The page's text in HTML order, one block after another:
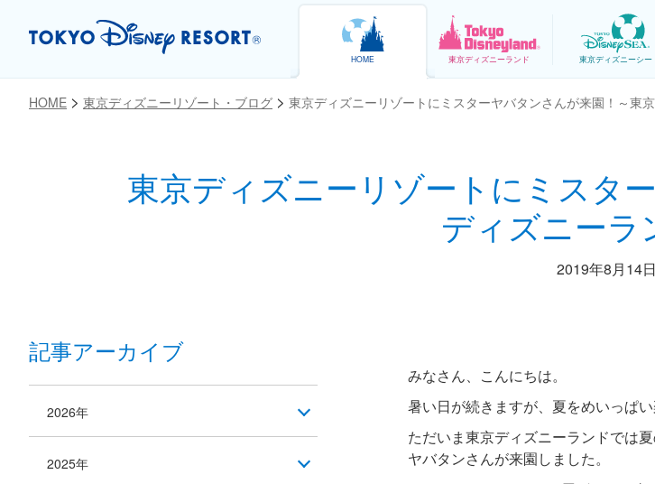
HOME 東京ディズニーランド 東京ディズニーシー
HOME 東京ディズニーリゾート・ブログ 東京ディズニーリゾートにミスターヤバタンさんが来園！～東
東京ディズニーリゾートにミスタ
ディズニーラ
お気に入り
2019年8月14日
みなさん、こんにちは。
暑い日が続きますが、夏をめいっぱ
ただいま東京ディズニーランドでは
ヤバタンさんが来園しました。
記事アーカイブ
2026年
2025年